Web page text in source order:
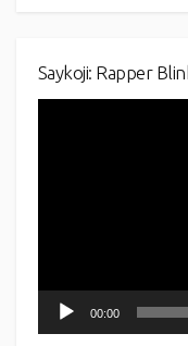
Saykoji: Rapper
00:00